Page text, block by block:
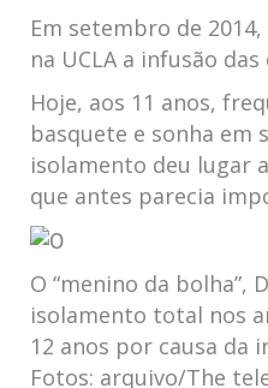
Em setembro de
na UCLA a infusão
Hoje, aos 11 anos,
basquete e sonha em
isolamento deu lugar
que antes parecia
O “menino da bolha”,
isolamento total nos
12 anos por causa da
Fotos: arquivo/The